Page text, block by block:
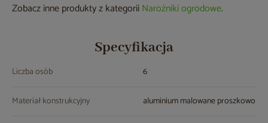
Zobacz inne produkty z kategoriiNarożniki ogrodowe.
Specyfikacja
Liczba osób 6
Materiał konstrukcyjny aluminium malowane proszkowo